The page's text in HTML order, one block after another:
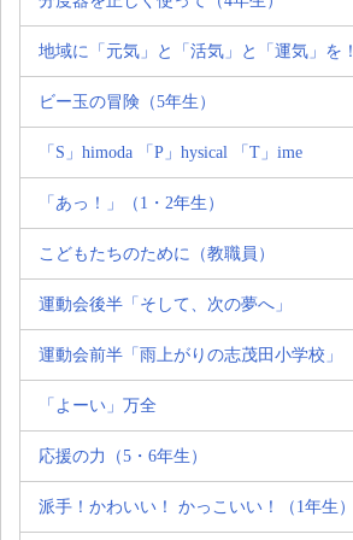
地域に「元気」と「活気」と「運気」を！
ビー玉の冒険（5年生）
「S」himoda 「P」hysical 「T」ime
「あっ！」（1・2年生）
こどもたちのために（教職員）
運動会後半「そして、次の夢へ」
運動会前半「雨上がりの志茂田小学校」
「よーい」万全
応援の力（5・6年生）
派手！かわいい！ かっこいい！（1年生）